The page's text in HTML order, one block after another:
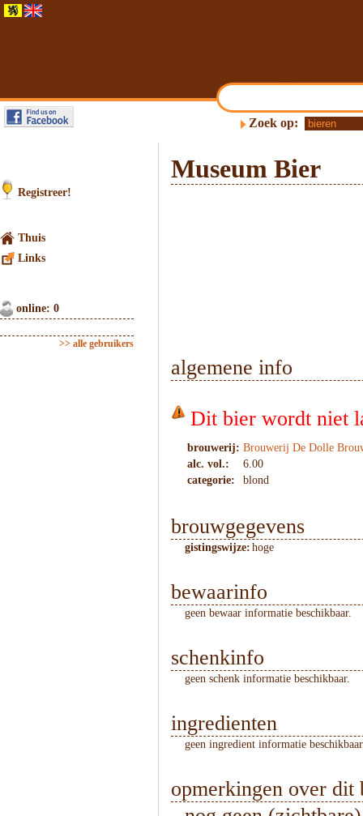
Zoek op:
Registreer!
Thuis
Links
online: 0
>> alle gebruikers
Museum Bier
algemene info
Dit bier wordt niet
brouwerij: Brouwerij De Dolle
alc. vol.:
6.00
categorie:
blond
brouwgegevens
gistingswijze: hoge
bewaarinfo
geen bewaar informatie beschikbaar.
schenkinfo
geen schenk informatie beschikbaar.
ingredienten
geen ingredient informatie
opmerkingen over dit